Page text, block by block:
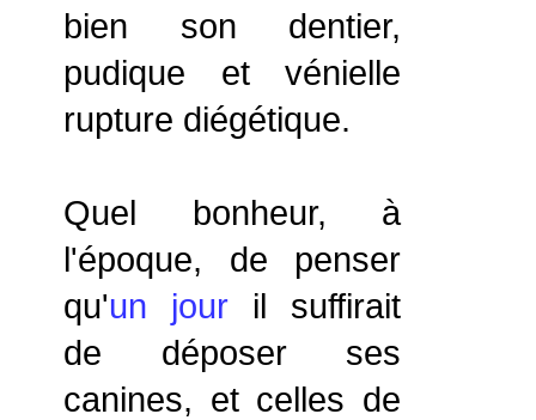
bien son dentier,
pudique et vénielle
rupture diégétique.
Quel bonheur, à
l'époque, de penser
qu'un jour il suffirait
de déposer ses
canines, et celles de